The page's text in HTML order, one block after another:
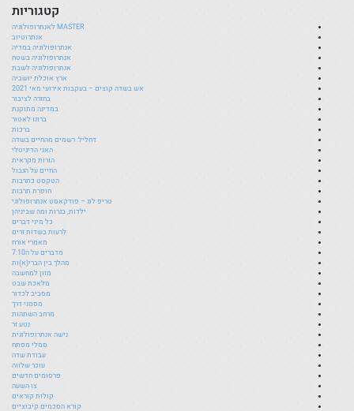
קטגוריות
MASTER לאנתרופולוגיה
אנתרוטיוב
אנתרופולוגיה במדיה
אנתרופולוגיה בשטח
אנתרופולוגיה לשבת
ארץ אוכלת יושביה
אש בשדה קוצים – בעקבות אירועי מאי 2021
בחזרה לציבור
במדינה מתוקנת
ברונו לאטור
ברכות
דחליל: רשמים מהחיים בשדה
האני הדיגיטלי
הורות מקראית
החיים על הגבול
הטקסט כתרבות
חופרת תרבות
טריפ לוג – פודקאסט אנתרופולוגי
ילדות, בגרות ומה שביניהן
כל מיני דברים
לרעות בשדות זרים
מאמרי אורח
מדברים על ה7.10
מהלך בין הברי(א)ות
מזון למחשבה
מלאכת שבט
מסביב לכדור
מסמני דרך
מרחב השתהות
נטע זר
נישה אנתרופולוגית
סמלי מפתח
עבודת שדה
עוכר שלווה
פרסומים חדשים
צו השעה
קולות קוראים
קורא הסכמים קיבוציים